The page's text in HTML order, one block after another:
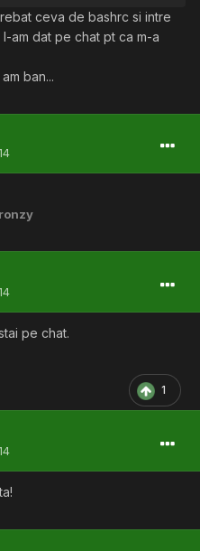
ceva de bashrc si intre
am dat pe chat pt ca m-a
ban...
pe chat.
1